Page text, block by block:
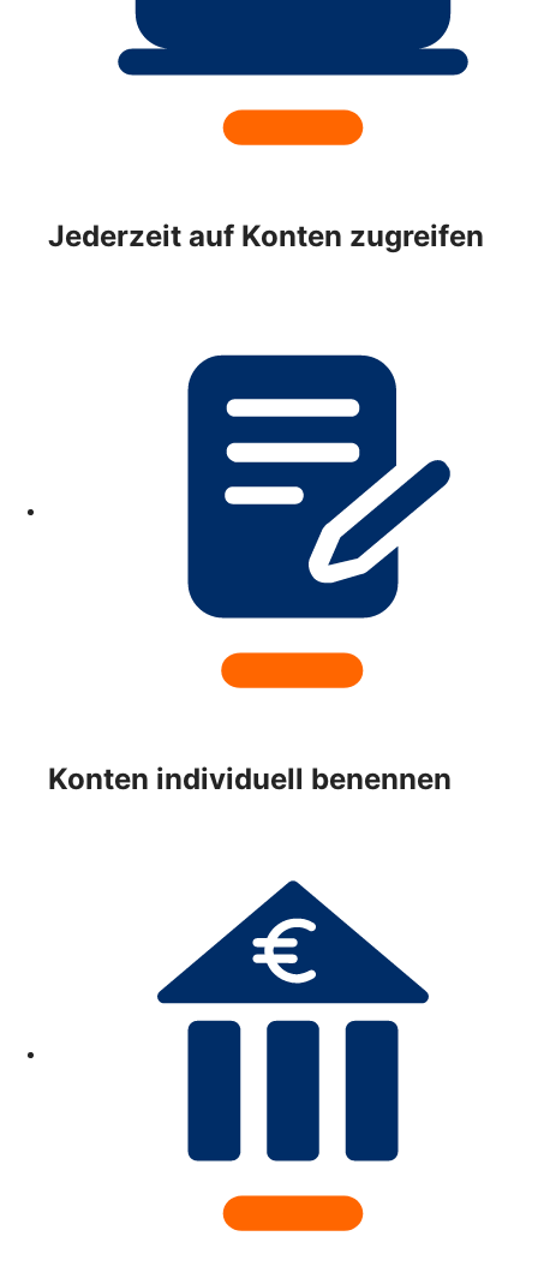
Jederzeit auf Konten zugreifen
Konten individuell benennen